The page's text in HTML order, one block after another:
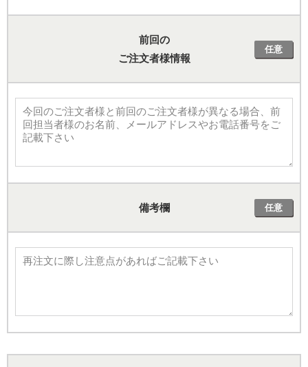
前回の
ご注文者様情報
任意
備考欄 任意